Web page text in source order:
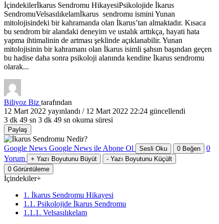
İçindekilerİkarus Sendromu HikayesiPsikolojide İkarus
SendromuVelsasılıkelamİkarus sendromu ismini Yunan
mitolojisindeki bir kahramanda olan İkarus’tan almaktadır. Kısaca
bu sendrom bir alandaki deneyim ve ustalık arttıkça, hayati hata
yapma ihtimalinin de artması şeklinde açıklanabilir. Yunan
mitolojisinin bir kahramanı olan İkarus isimli şahsın başından geçen
bu hadise daha sonra psikoloji alanında kendine İkarus sendromu
olarak...
Biliyoz Biz tarafından
12 Mart 2022 yayınlandı / 12 Mart 2022 22:24 güncellendi
3 dk 49 sn 3 dk 49 sn okuma süresi
Paylaş
Google News Google News ile Abone Ol Sesli Oku 0 Beğen
0
Yorum
+ Yazı Boyutunu Büyüt - Yazı Boyutunu Küçült
0 Görüntüleme
İçindekiler+
1. İkarus Sendromu Hikayesi
1.1. Psikolojide İkarus Sendromu
1.1.1. Velsasılıkelam